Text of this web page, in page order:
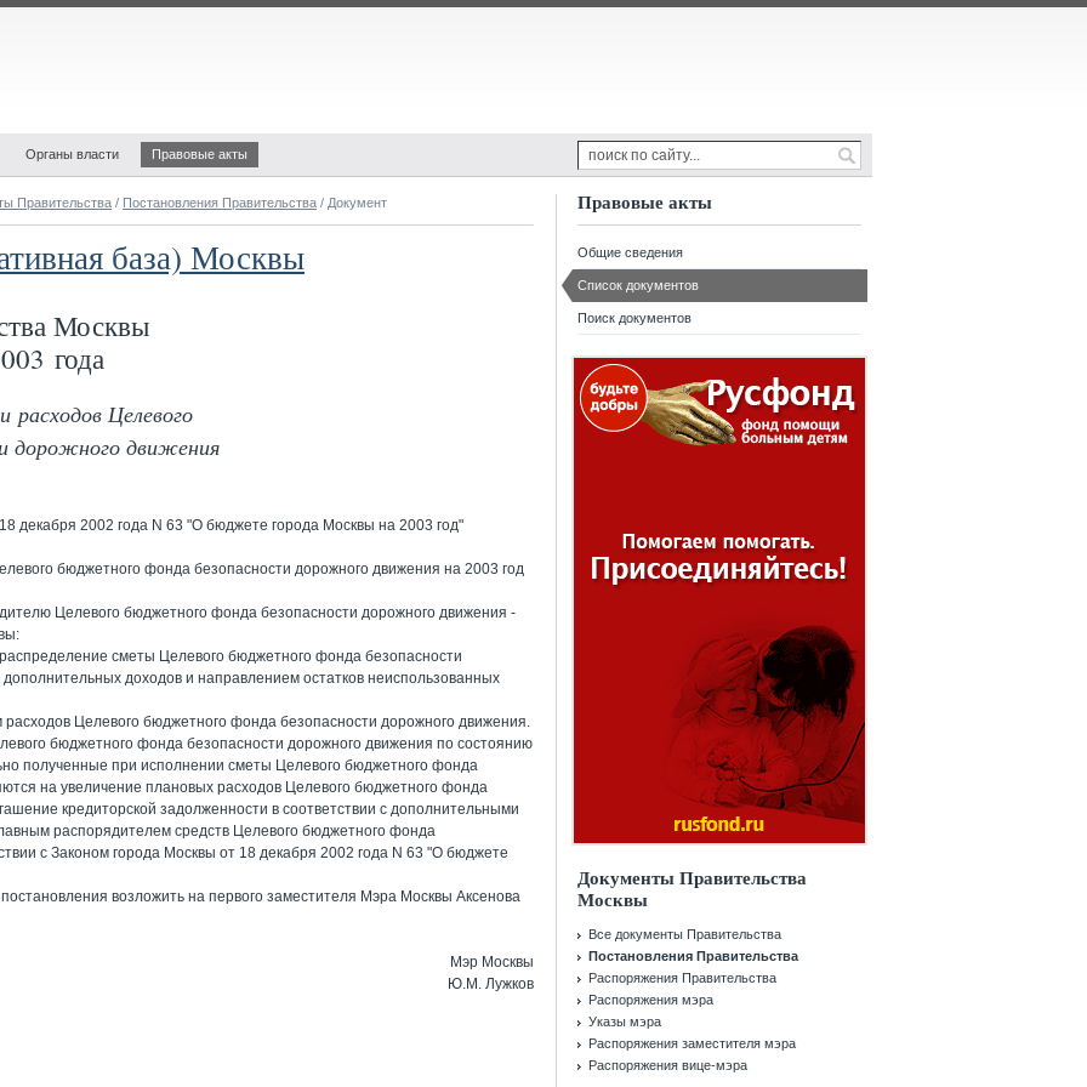
Органы власти Правовые акты
Правительства / Постановления Правительства / Документ
база) Москвы
Москвы
года
Целевого
дорожного движения
декабря 2002 года N 63 "О бюджете города Москвы на 2003 год"
бюджетного фонда безопасности дорожного движения на 2003 год
Целевого бюджетного фонда безопасности дорожного движения -
сметы Целевого бюджетного фонда безопасности
доходов и направлением остатков неиспользованных
Целевого бюджетного фонда безопасности дорожного движения.
бюджетного фонда безопасности дорожного движения по состоянию
полученные при исполнении сметы Целевого бюджетного фонда
на увеличение плановых расходов Целевого бюджетного фонда
кредиторской задолженности в соответствии с дополнительными
распорядителем средств Целевого бюджетного фонда
с Законом города Москвы от 18 декабря 2002 года N 63 "О бюджете
возложить на первого заместителя Мэра Москвы Аксенова
Мэр Москвы
Ю.М. Лужков
Правовые акты
Общие сведения
Список документов
Поиск документов
Документы Правительства
Москвы
Все документы Правительства
Постановления Правительства
Распоряжения Правительства
Распоряжения мэра
Указы мэра
Распоряжения заместителя мэра
Распоряжения вице-мэра